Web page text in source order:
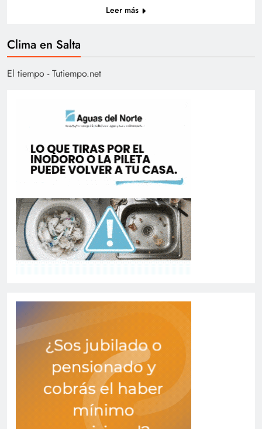
Leer más
Clima en Salta
El tiempo - Tutiempo.net